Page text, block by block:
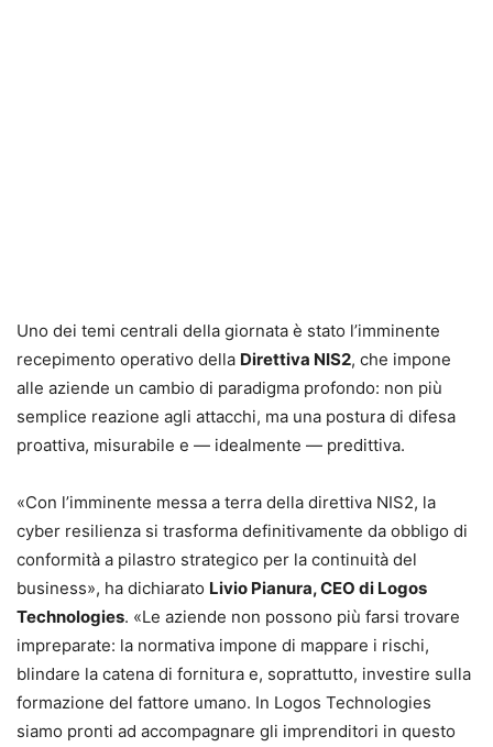
Uno dei temi centrali della giornata è stato l’imminente
recepimento operativo della Direttiva NIS2, che impone
alle aziende un cambio di paradigma profondo: non più
semplice reazione agli attacchi, ma una postura di difesa
proattiva, misurabile e — idealmente — predittiva.
«Con l’imminente messa a terra della direttiva NIS2, la
cyber resilienza si trasforma definitivamente da obbligo di
conformità a pilastro strategico per la continuità del
business», ha dichiarato Livio Pianura, CEO di Logos
Technologies. «Le aziende non possono più farsi trovare
impreparate: la normativa impone di mappare i rischi,
blindare la catena di fornitura e, soprattutto, investire sulla
formazione del fattore umano. In Logos Technologies
siamo pronti ad accompagnare gli imprenditori in questo